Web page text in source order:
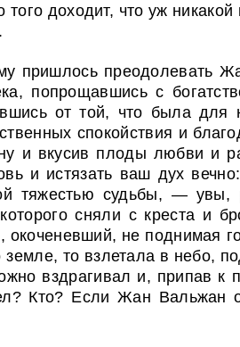
доходит, что уж
пришлось
попрощавшись с
от той, что была для
спокойствия и
и вкусив плоды любви и
и истязать ваш дух
тяжестью судьбы, —
сняли с креста и
окоченевший, не поднимая
то взлетала в небо,
вздрагивал и, припав к
Кто? Если Жан Вальжан